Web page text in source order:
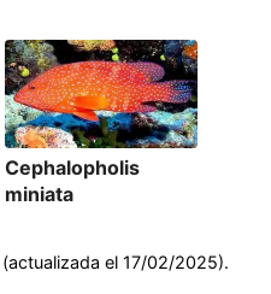
Cephalopholis
miniata
el 17/02/2025).